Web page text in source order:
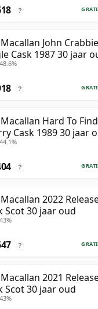
?
John
Cask 1987 30 jaar
?
Hard To
Cask 1989 30 jaar
?
2022
Scot 30 jaar oud
?
2021
Scot 30 jaar oud